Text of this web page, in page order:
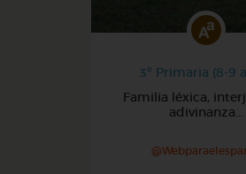
3º Primaria (8-9
Familia léxica,
adivinanza...